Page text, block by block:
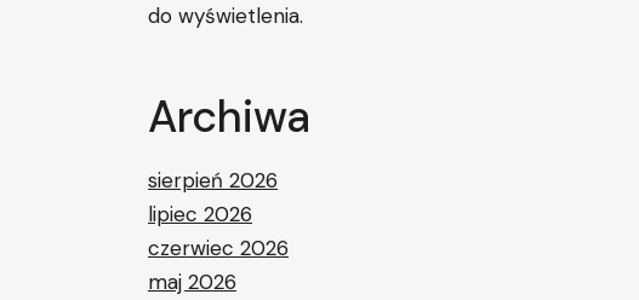
do wyświetlenia.
Archiwa
sierpień 2026
lipiec 2026
czerwiec 2026
maj 2026